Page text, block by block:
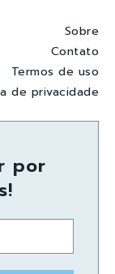
Sobre
Contato
Termos de uso
de privacidade
por